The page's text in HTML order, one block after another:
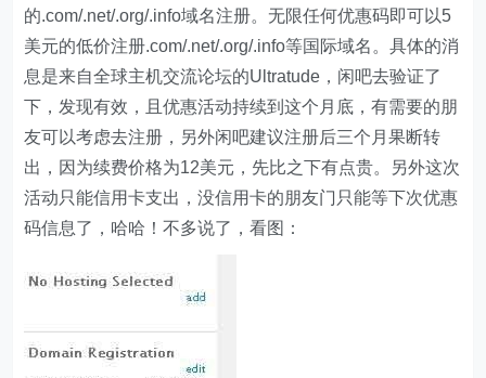
的.com/.net/.org/.info域名注册。无限任何优惠码即可以5
美元的低价注册.com/.net/.org/.info等国际域名。具体的消
息是来自全球主机交流论坛的Ultratude，闲吧去验证了
下，发现有效，且优惠活动持续到这个月底，有需要的朋
友可以考虑去注册，另外闲吧建议注册后三个月果断转
出，因为续费价格为12美元，先比之下有点贵。另外这次
活动只能信用卡支出，没信用卡的朋友门只能等下次优惠
码信息了，哈哈！不多说了，看图：